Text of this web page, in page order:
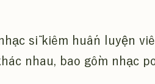
sĩ kiêm huấn luyện
nhau, bao gồm nhạc